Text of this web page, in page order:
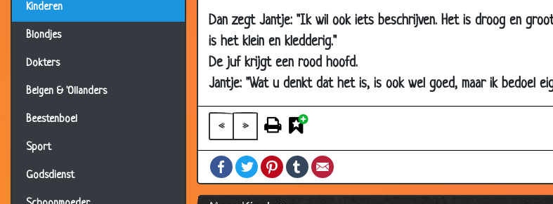
Kinderen
Blondjes
Dokters
Belgen & 'Ollanders
Beestenboel
Sport
Godsdienst
Dan zegt Jantje: "Ik wil ook iets beschrijven. Het is droog en
is het klein en kledderig."
De juf krijgt een rood hoofd.
Jantje: "Wat u denkt dat het is, is ook wel goed, maar ik bedoel
« »
FacebookTwitterPinterestTumblr
27 May 2003
Torren
07 May 2003
04 Apr 2003
06 Mar 2003
02 Mar 2003
03 Feb 2003
Wat is het rare??